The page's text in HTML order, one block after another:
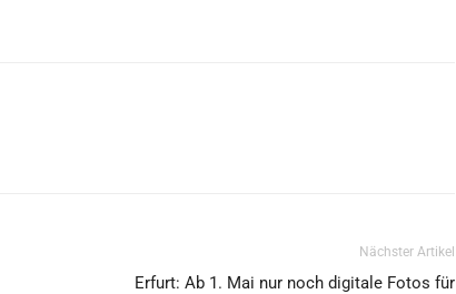
Nächster Artikel
Erfurt: Ab 1. Mai nur noch digitale Fotos für